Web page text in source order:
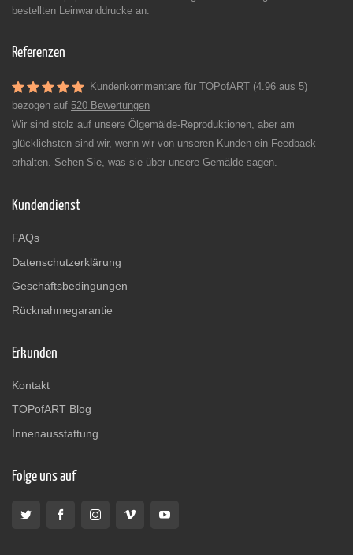
bestellten Leinwanddrucke an.
Referenzen
Kundenkommentare für TOPofART (4.96 aus 5)
bezogen auf 520 Bewertungen
Wir sind stolz auf unsere Ölgemälde-Reproduktionen, aber am
glücklichsten sind wir, wenn wir von unseren Kunden ein Feedback
erhalten. Sehen Sie, was sie über unsere Gemälde sagen.
Kundendienst
FAQs
Datenschutzerklärung
Geschäftsbedingungen
Rücknahmegarantie
Erkunden
Kontakt
TOPofART Blog
Innenausstattung
Folge uns auf